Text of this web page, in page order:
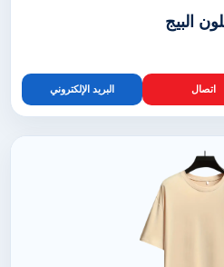
اتصال البريد الإلكتروني